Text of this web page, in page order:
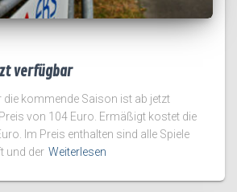
verfügbar
die kommende Saison ist ab jetzt
von 104 Euro. Ermäßigt kostet die
Im Preis enthalten sind alle Spiele
und der Weiterlesen